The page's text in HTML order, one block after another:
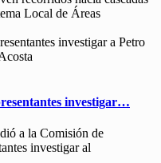
Local de Áreas
investigar…
a la Comisión de
investigar al